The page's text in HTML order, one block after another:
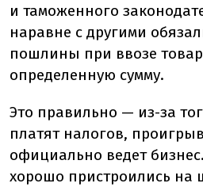
и таможенного
наравне с другими
пошлины при ввозе
определенную сумму.
Это правильно — из-за
платят налогов,
официально ведет
хорошо пристроились на